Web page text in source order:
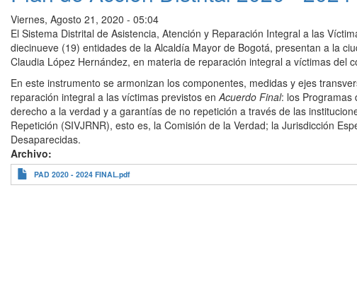
Viernes, Agosto 21, 2020 - 05:04
El Sistema Distrital de Asistencia, Atención y Reparación Integral a las
diecinueve (19) entidades de la Alcaldía Mayor de Bogotá, presentan a la
Claudia López Hernández, en materia de reparación integral a víctimas del
En este instrumento se armonizan los componentes, medidas y ejes
reparación integral a las víctimas previstos enAcuerdo Final: los Programas
derecho a la verdad y a garantías de no repetición a través de las
Repetición (SIVJRNR), esto es, la Comisión de la Verdad; la Jurisdicción
Desaparecidas.
Archivo
PAD 2020 - 2024 FINAL.pdf